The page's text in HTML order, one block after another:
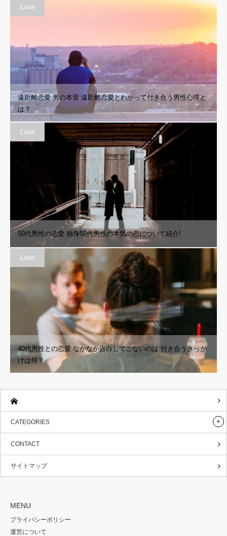
Love
遠距離恋愛 男の本音 遠距離恋愛とわかって付き合う男性心理と
は？
Love
50代男性の恋愛 独身50代男性の本気の恋について紹介!
Love
40代男性との恋愛 なかなか告白してこないのは 付き合うきっか
けは何？
CATEGORIES
CONTACT
サイトマップ
MENU
プライバシーポリシー
運営について